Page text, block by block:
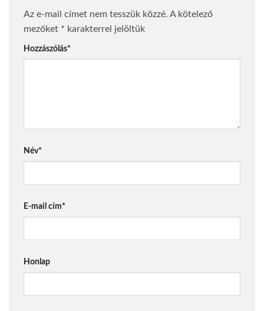
Az e-mail címet nem tesszük közzé. A kötelező
mezőket * karakterrel jelöltük
Hozzászólás*
Név*
E-mail cím*
Honlap